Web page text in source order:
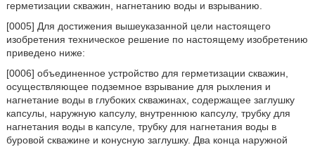
герметизации скважин, нагнетанию воды и взрыванию.
[0005] Для достижения вышеуказанной цели настоящего
изобретения техническое решение по настоящему изобретению
приведено ниже:
[0006] объединенное устройство для герметизации скважин,
осуществляющее подземное взрывание для рыхления и
нагнетание воды в глубоких скважинах, содержащее заглушку
капсулы, наружную капсулу, внутреннюю капсулу, трубку для
нагнетания воды в капсуле, трубку для нагнетания воды в
буровой скважине и конусную заглушку. Два конца наружной